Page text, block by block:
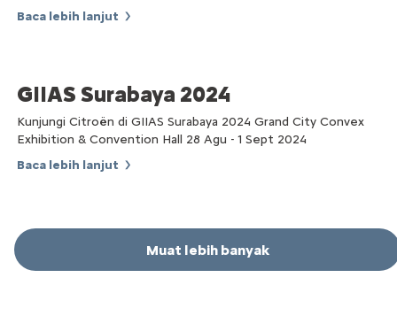
Baca lebih lanjut
GIIAS Surabaya 2024
Kunjungi Citroën di GIIAS Surabaya 2024 Grand City Convex
Exhibition & Convention Hall 28 Agu - 1 Sept 2024
Baca lebih lanjut
Muat lebih banyak